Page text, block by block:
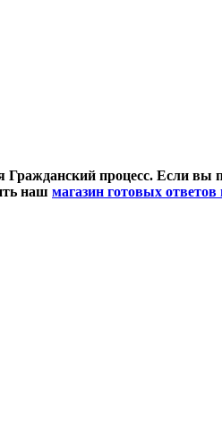
процесс. Если вы
наш магазин готовых ответов